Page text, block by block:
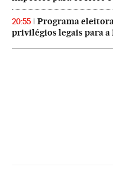
20:55
Programa
privilégios legais para a